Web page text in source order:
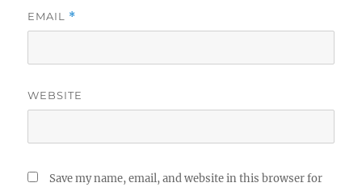
EMAIL *
WEBSITE
Save my name, email, and website in this browser for